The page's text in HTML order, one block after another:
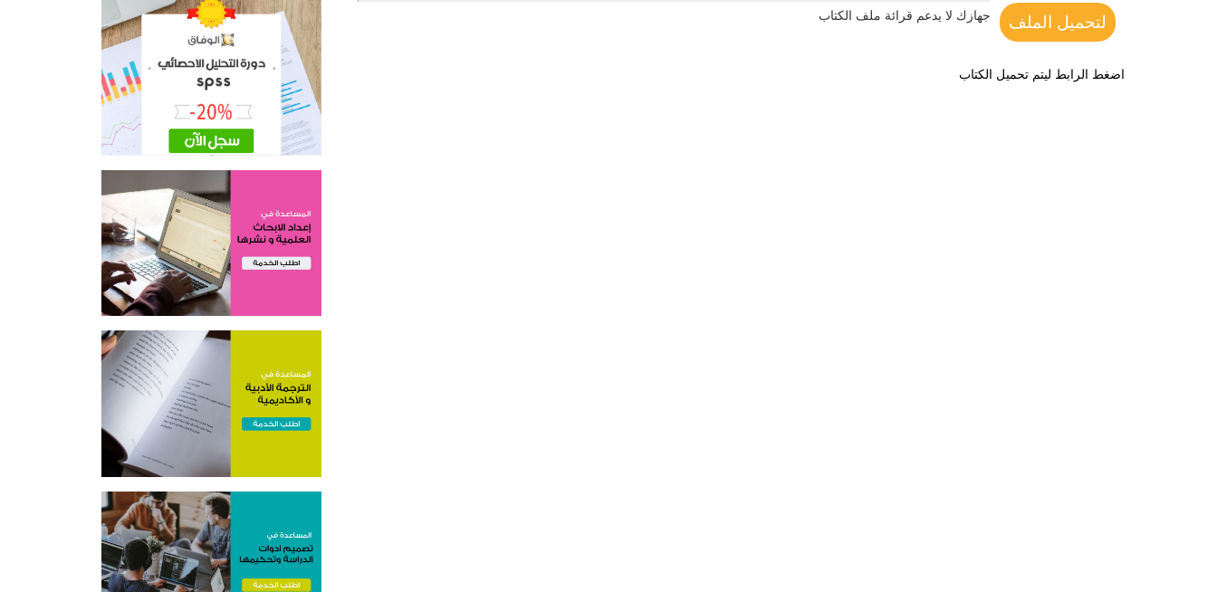
لتحميل الملف جهازك لا يدعم قرائة ملف الكتاب
اضغط الرابط ليتم تحميل الكتاب